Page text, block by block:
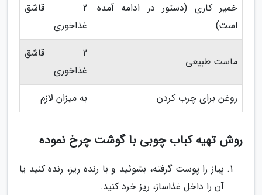
خمیر کاری (دستور در ادامه آمده
است)
2 قاشق
غذاخوری
ماست طبیعی
2 قاشق
غذاخوری
روغن برای چرب کردن
به میزان لازم
روش تهیه کباب چوبی با گوشت چرخ نموده
پیاز را پوست گرفته، بشوئید و با رنده ریز، رنده کنید یا
آن را داخل غذاساز، ریز خرد کنید.